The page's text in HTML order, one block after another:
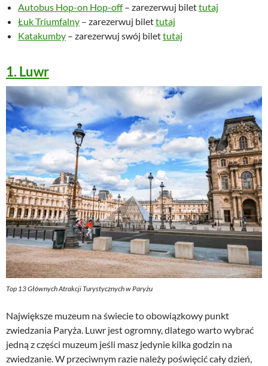
Autobus Hop-on Hop-off– zarezerwuj bilettutaj
Łuk Triumfalny – zarezerwuj bilettutaj
Katakumby – zarezerwuj swój bilettutaj
1. Luwr
Top 13 Głównych Atrakcji Turystycznych w Paryżu
Największe muzeum na świecie to obowiązkowy punkt
zwiedzania Paryża. Luwr jest ogromny, dlatego warto wybrać
jedną z części muzeum jeśli masz jedynie kilka godzin na
zwiedzanie. W przeciwnym razie należy poświęcić cały dzień,